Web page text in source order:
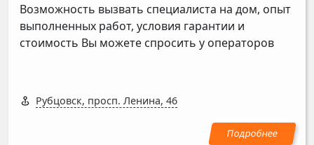
Возможность вызвать специалиста на дом, опыт
выполненных работ, условия гарантии и
стоимость Вы можете спросить у операторов
Рубцовск, просп. Ленина, 46